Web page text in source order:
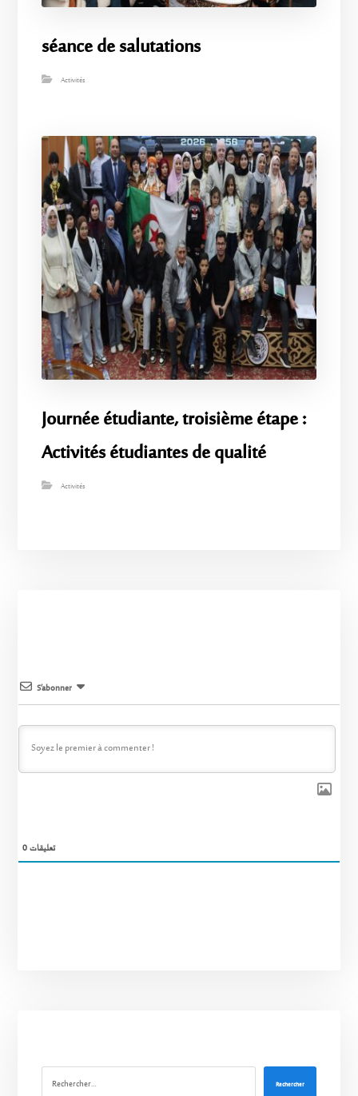
séance de salutations
Activités
Journée étudiante, troisième étape :
Activités étudiantes de qualité
Activités
S’abonner
0تعليقات
Rechercher